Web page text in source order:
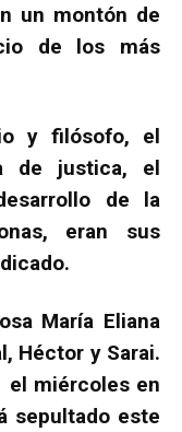
un montón de
de los más
y filósofo, el
de justica, el
de la
eran sus
María Eliana
Héctor y Sarai.
el miércoles en
sepultado este